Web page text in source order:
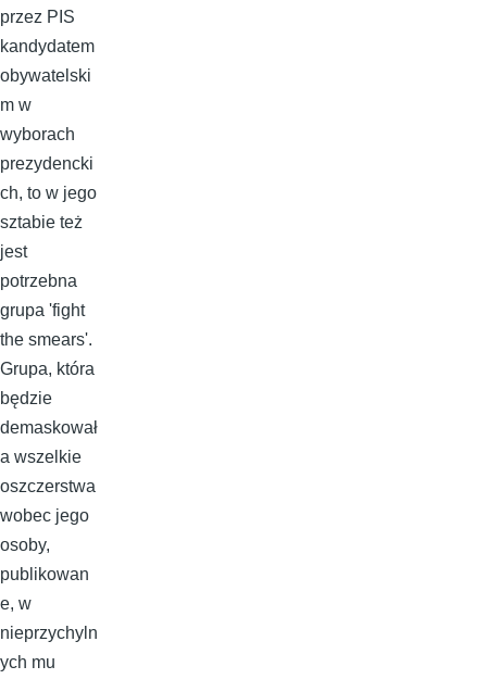
przez PIS
kandydatem
obywatelski
m w
wyborach
prezydencki
ch, to w jego
sztabie też
jest
potrzebna
grupa 'fight
the smears'.
Grupa, która
będzie
demaskował
a wszelkie
oszczerstwa
wobec jego
osoby,
publikowan
e, w
nieprzychyln
ych mu